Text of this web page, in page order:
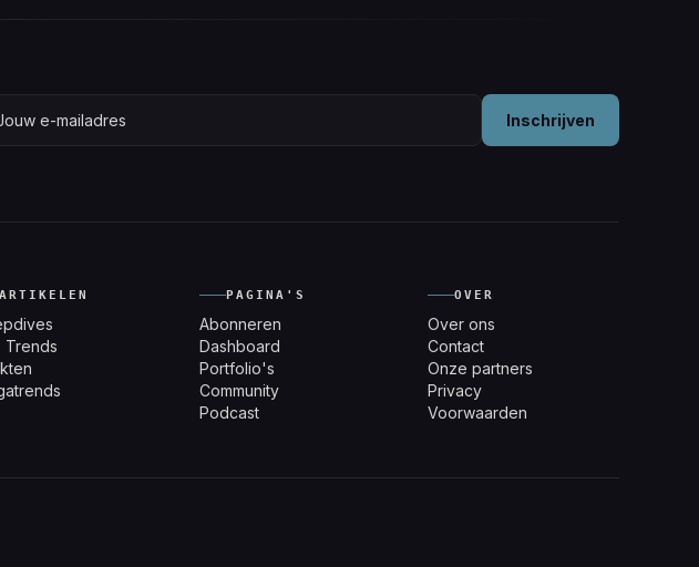
Inschrijven
Trends
PAGINA'S
Abonneren
Dashboard
Portfolio's
Community
Podcast
OVER
Over ons
Contact
Onze partners
Privacy
Voorwaarden